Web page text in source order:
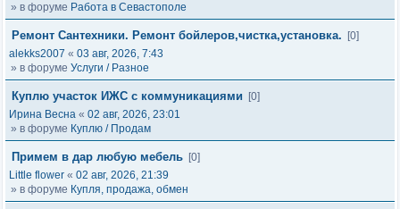
» в форуме Работа в Севастополе
Ремонт Сантехники. Ремонт бойлеров,чистка,установка.
[0]
alekks2007 « 03 авг, 2026, 7:43
» в форуме Услуги / Разное
Куплю участок ИЖС с коммуникациями
[0]
Ирина Весна « 02 авг, 2026, 23:01
» в форуме Куплю / Продам
Примем в дар любую мебель [0]
Little flower « 02 авг, 2026, 21:39
» в форуме Купля, продажа, обмен